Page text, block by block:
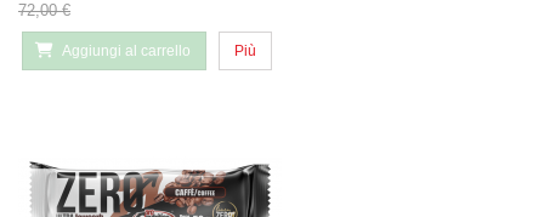
72,00 €
Aggiungi al carrello Più